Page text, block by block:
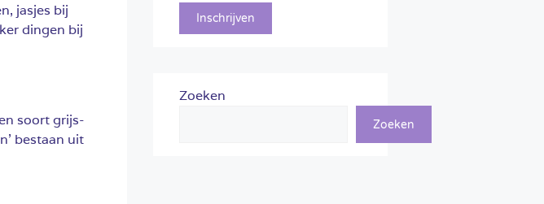
jasjes bij
dingen bij
soort grijs-
bestaan uit
Zoeken
Zoeken